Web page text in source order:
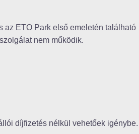
az ETO Park első emeletén található
nem működik.
díjfizetés nélkül vehetőek igénybe.